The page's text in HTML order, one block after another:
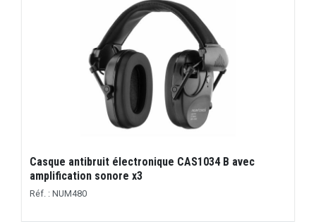
Casque antibruit électronique CAS1034 B avec
amplification sonore x3
Réf. : NUM480